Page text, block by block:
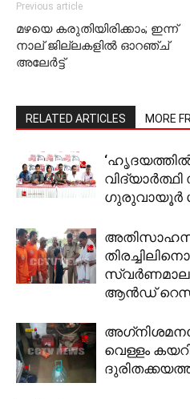
Previous article
മഴയെ കരുതിയിരിക്കാം; ഇന്ന്
നാല് ജില്ലകളിൽ ഓറഞ്ച്
അലേർട്ട്
RELATED ARTICLES MORE
‘ഹൃദയത്തില്‍
ഗുരുവായൂര്‍
സ്വര്‍ണമാല
ആന്‍ഡ്
വെള്ളം